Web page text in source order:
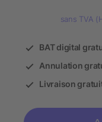
sans TVA
BAT digital
Annulation
Livraison